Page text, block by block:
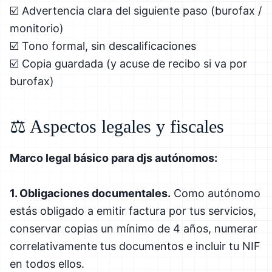
☑️ Advertencia clara del siguiente paso (burofax /
monitorio)
☑️ Tono formal, sin descalificaciones
☑️ Copia guardada (y acuse de recibo si va por
burofax)
⚖️ Aspectos legales y fiscales
Marco legal básico para djs autónomos:
1. Obligaciones documentales. Como autónomo
estás obligado a emitir factura por tus servicios,
conservar copias un mínimo de 4 años, numerar
correlativamente tus documentos e incluir tu NIF
en todos ellos.